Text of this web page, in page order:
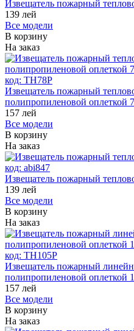
Извещатель пожарный
139 лей
Все модели
В корзину
На заказ
код: ТH78P
Извещатель пожарный
полипропиленовой оплеткой
157 лей
Все модели
В корзину
На заказ
код: abi847
Извещатель пожарный
139 лей
Все модели
В корзину
На заказ
код: ТH105P
Извещатель пожарный
полипропиленовой оплеткой
157 лей
Все модели
В корзину
На заказ